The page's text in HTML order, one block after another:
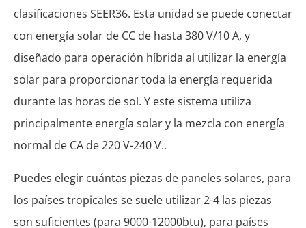
clasificaciones SEER36. Esta unidad se puede conectar
con energía solar de CC de hasta 380 V/10 A, y
diseñado para operación híbrida al utilizar la energía
solar para proporcionar toda la energía requerida
durante las horas de sol. Y este sistema utiliza
principalmente energía solar y la mezcla con energía
normal de CA de 220 V-240 V..
Puedes elegir cuántas piezas de paneles solares, para
los países tropicales se suele utilizar 2-4 las piezas
son suficientes (para 9000-12000btu), para países